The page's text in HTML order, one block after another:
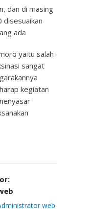
dan di masing
disesuaikan
ada
yaitu salah
sangat
kegiatan
web